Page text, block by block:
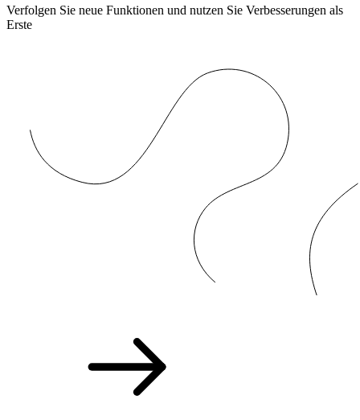
Verfolgen Sie neue Funktionen und nutzen Sie Verbesserungen als
Erste